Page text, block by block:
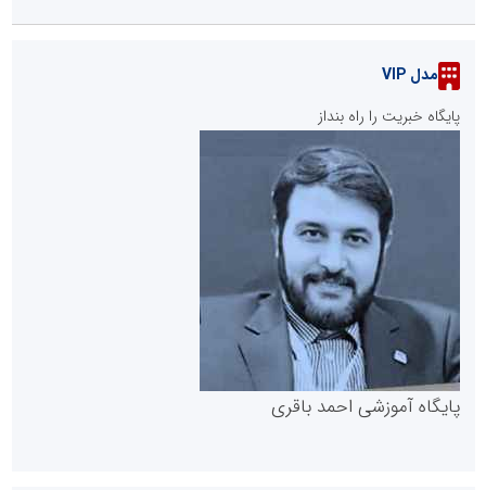
مدل VIP
پایگاه خبریت را راه بنداز
پایگاه آموزشی احمد باقری